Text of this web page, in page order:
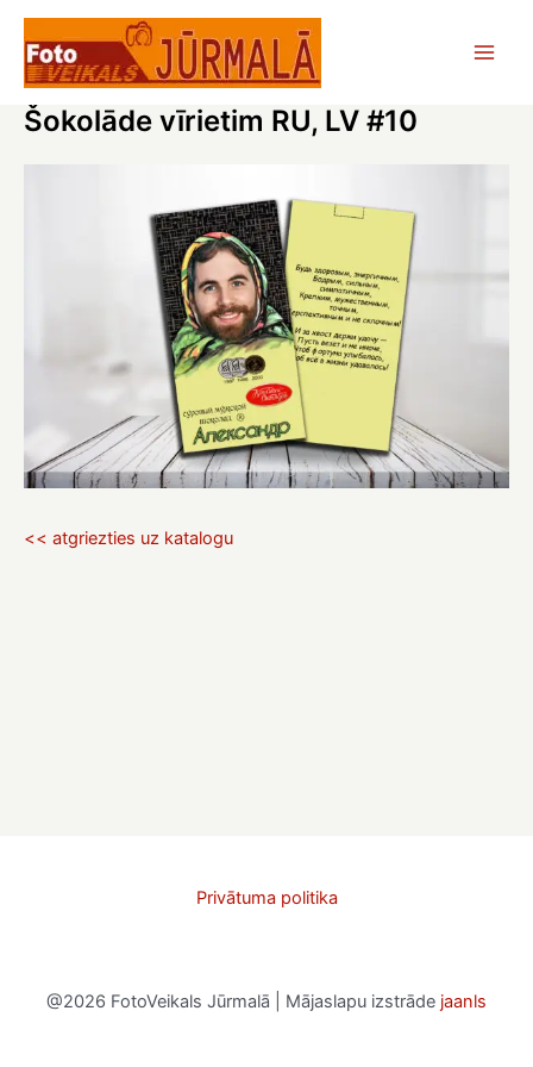
Skip
content
Šokolāde vīrietim RU, LV #10
<< atgriezties uz katalogu
Privātuma politika
@2026 FotoVeikals Jūrmalā | Mājaslapu izstrāde jaanls